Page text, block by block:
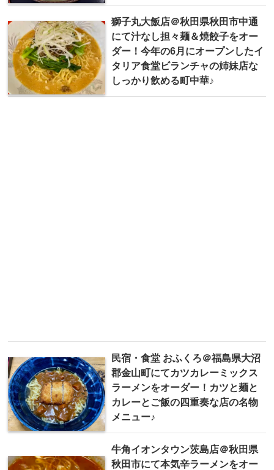
獅子丸大飯店＠秋田県秋田市中通
にて汁なし担々麺＆焼餃子をオー
ダー！今年の6月にオープンしたイ
タリア食堂ビランチャの姉妹店な
しっかり飲める町中華♪
民宿・食堂 おふくろ＠福島県大沼
郡金山町にてカツカレーミックス
ラーメンをオーダー！カツと麺と
カレーとご飯の四重奏な店の名物
メニュー♪
牛角イオンタウン茨島店＠秋田県
秋田市にて本気辛ラーメンをオー